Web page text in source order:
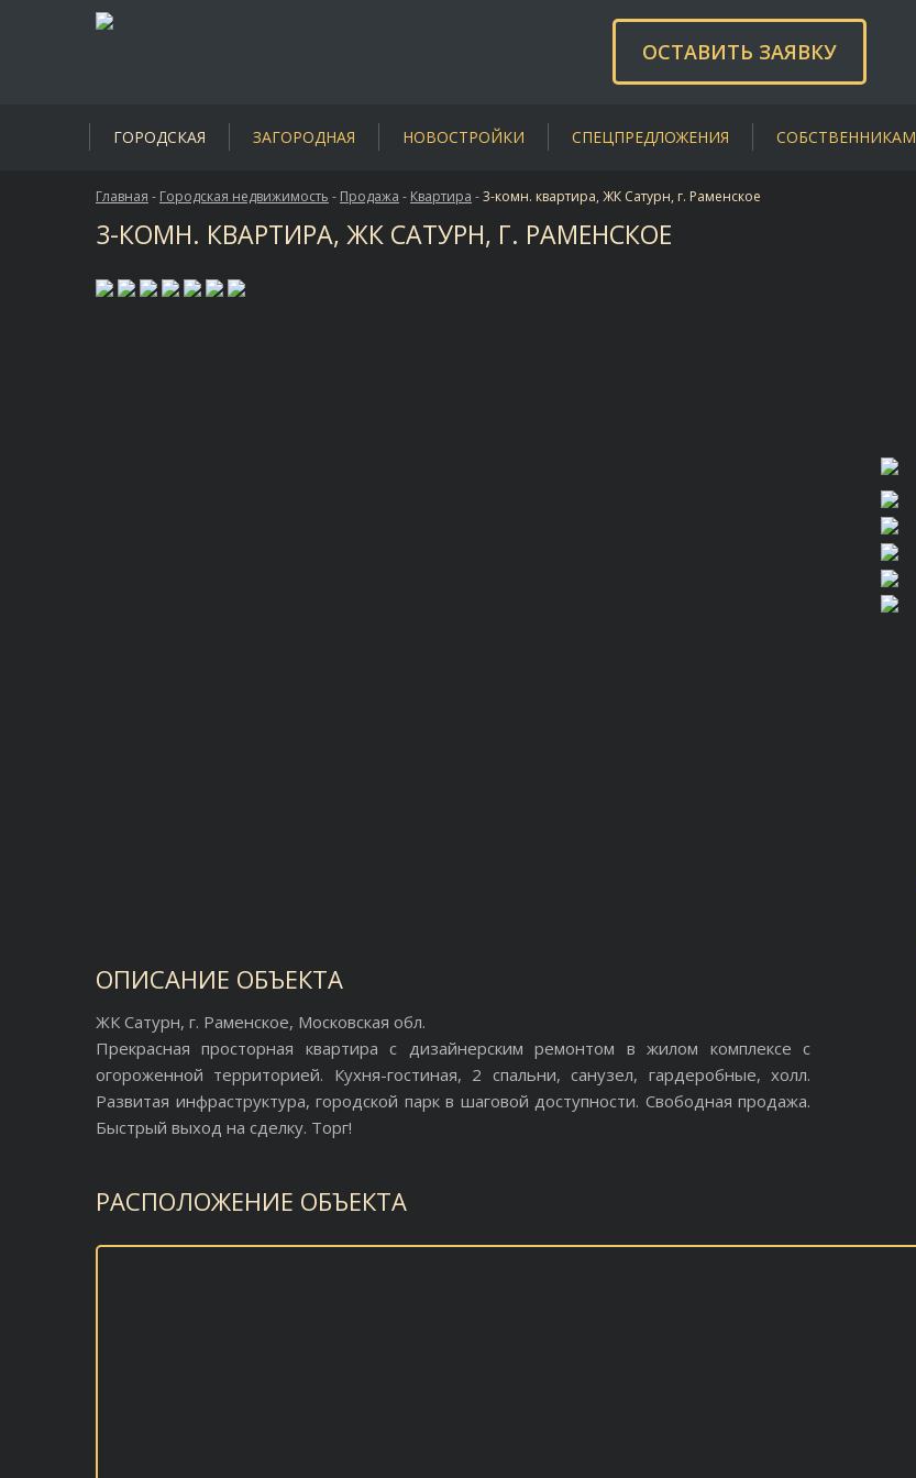
ОСТАВИТЬ ЗАЯВКУ
ГОРОДСКАЯ ЗАГОРОДНАЯ НОВОСТРОЙКИ СПЕЦПРЕДЛОЖЕНИЯ СОБСТВЕННИКАМ
Главная - Городская недвижимость - Продажа - Квартира -3-комн. квартира, ЖК Сатурн, г. Раменское
3-КОМН. КВАРТИРА, ЖК САТУРН, Г. РАМЕНСКОЕ
ОПИСАНИЕ ОБЪЕКТА
ЖК Сатурн, г. Раменское, Московская обл.
Прекрасная просторная квартира с дизайнерским ремонтом в жилом комплексе с
огороженной территорией. Кухня-гостиная, 2 спальни, санузел, гардеробные, холл.
Развитая инфраструктура, городской парк в шаговой доступности. Свободная продажа.
Быстрый выход на сделку. Торг!
РАСПОЛОЖЕНИЕ ОБЪЕКТА